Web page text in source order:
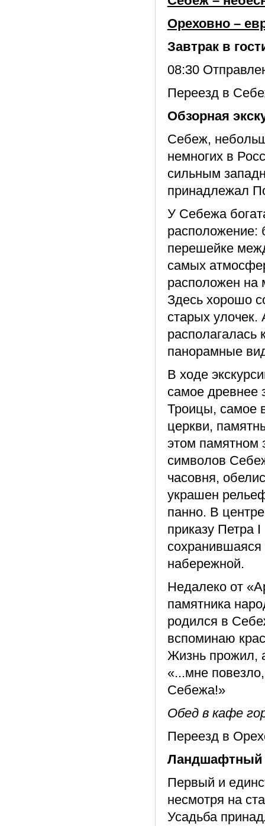
Ореховно –
Завтрак в
08:30
Переезд в
Обзорная
Себеж,
немногих в
сильным
принадлежал
У Себежа
расположение:
перешейке
самых
расположен на
Здесь хорошо
старых улочек.
располагалась
панорамные
В ходе
самое древнее
Троицы, самое
церкви,
этом памятном
символов
часовня,
украшен
панно. В
приказу Петра
сохранившаяся
набережной.
Недалеко от
памятника
родился в
вспоминаю
Жизнь прожил,
«...мне
Себежа!»
Обед в кафе
Переезд в
Ландшафтный
Первый и
несмотря на
Усадьба